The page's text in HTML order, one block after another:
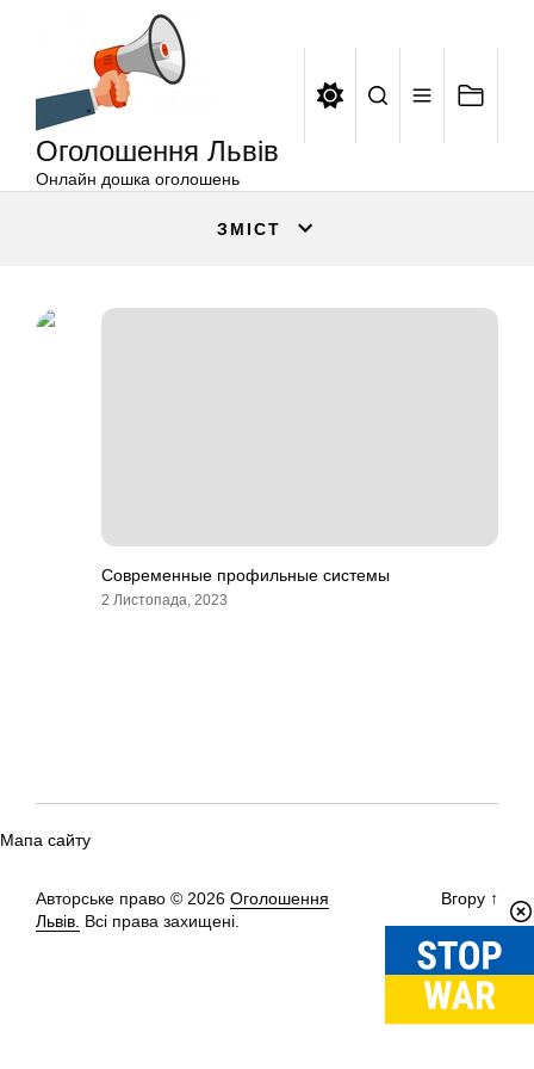
Оголошення Львів
Онлайн дошка оголошень
ЗМІСТ
Современные профильные системы
2 Листопада, 2023
Мапа сайту
Авторське право © 2026 Оголошення
Львів. Всі права захищені.
Вгору ↑